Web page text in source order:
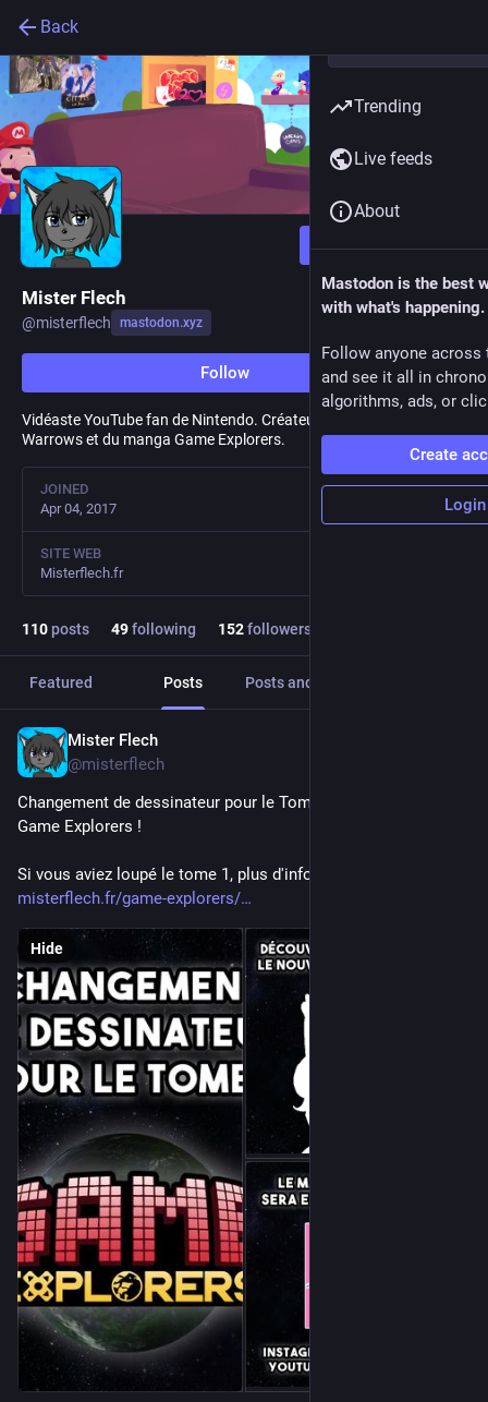
Back
Follow
Mister Flech
@misterflech mastodon.xyz
Follow
Vidéaste YouTube fan de Nintendo. Créateur du jeu de société
Warrows et du manga Game Explorers.
JOINED
Apr 04, 2017
SITE WEB
Misterflech.fr
110posts 49following 152followers
Featured Posts Posts and replies
Mister Flech
@misterflech
Changement de dessinateur pour le Tome 2 de mon manga
Game Explorers !
Si vous aviez loupé le tome 1, plus d'informations ici :
misterflech.fr/game-explorers/
Hide
Trending
Live feeds
About
Mastodon is the best
with what's happening.
Follow anyone across
and see it all in
algorithms, ads, or
Create
Login